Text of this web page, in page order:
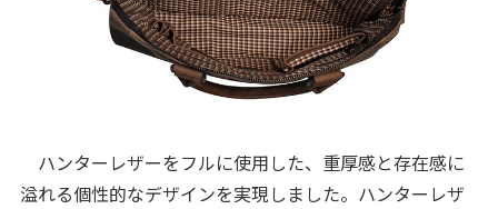
ハンターレザーをフルに使用した、重厚感と存在感に
溢れる個性的なデザインを実現しました。ハンターレザ